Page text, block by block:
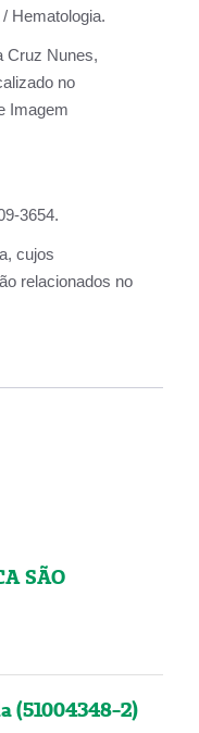
Hematologia.
Cruz Nunes,
no
Imagem
3654.
cujos
relacionados no
SÃO
(51004348-2)